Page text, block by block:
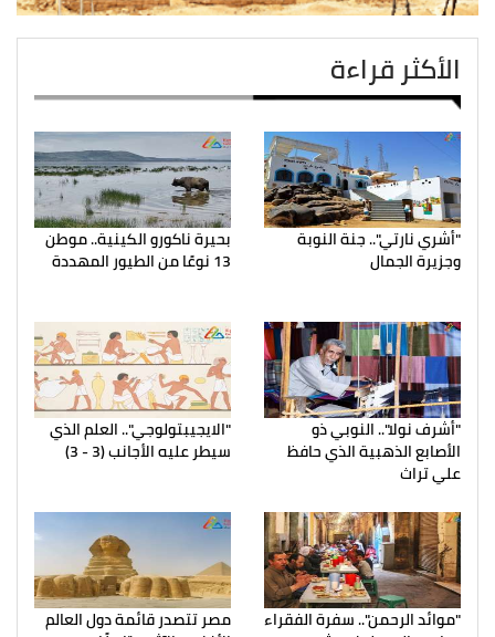
الأكثر قراءة
"أشري نارتي".. جنة النوبة
وجزيرة الجمال
بحيرة ناكورو الكينية.. موطن
13 نوعًا من الطيور المهددة
"أشرف نولا".. النوبي ذو
الأصابع الذهبية الذي حافظ
علي تراث
"الايجيبتولوجي".. العلم الذي
سيطر عليه الأجانب (3 - 3)
"موائد الرحمن".. سفرة الفقراء مصر تتصدر قائمة دول العالم